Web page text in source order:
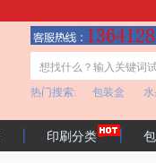
热门搜索: 包装盒
印刷分类